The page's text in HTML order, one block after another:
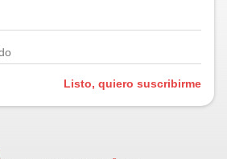
Listo, quiero suscribirme